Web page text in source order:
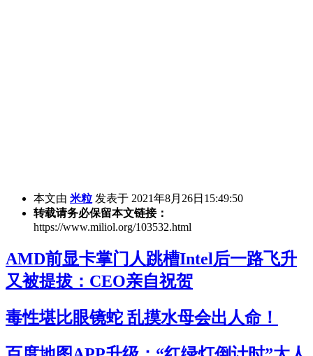
本文由 米粒 发表于 2021年8月26日15:49:50
转载请务必保留本文链接：
https://www.miliol.org/103532.html
AMD前显卡掌门人跳槽Intel后一路飞升
又被提拔：CEO亲自祝贺
毒性堪比眼镜蛇 乱摸水母会出人命！